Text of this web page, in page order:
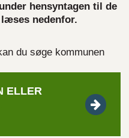
hensyntagen til de
nedenfor.
du søge kommunen
ELLER